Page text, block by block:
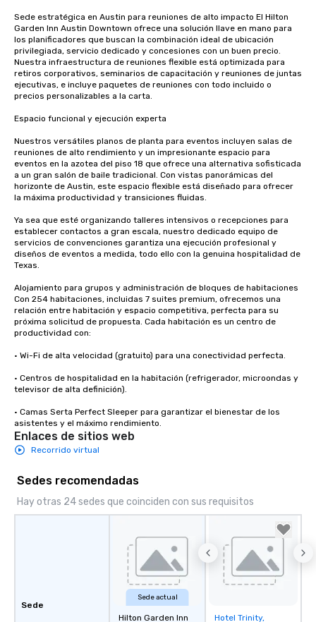
Sede estratégica en Austin para reuniones de alto impacto El Hilton
Garden Inn Austin Downtown ofrece una solución llave en mano para
los planificadores que buscan la combinación ideal de ubicación
privilegiada, servicio dedicado y concesiones con un buen precio.
Nuestra infraestructura de reuniones flexible está optimizada para
retiros corporativos, seminarios de capacitación y reuniones de juntas
ejecutivas, e incluye paquetes de reuniones con todo incluido o
precios personalizables a la carta.
Espacio funcional y ejecución experta
Nuestros versátiles planos de planta para eventos incluyen salas de
reuniones de alto rendimiento y un impresionante espacio para
eventos en la azotea del piso 18 que ofrece una alternativa sofisticada
a un gran salón de baile tradicional. Con vistas panorámicas del
horizonte de Austin, este espacio flexible está diseñado para ofrecer
la máxima productividad y transiciones fluidas.
Ya sea que esté organizando talleres intensivos o recepciones para
establecer contactos a gran escala, nuestro dedicado equipo de
servicios de convenciones garantiza una ejecución profesional y
diseños de eventos a medida, todo ello con la genuina hospitalidad de
Texas.
Alojamiento para grupos y administración de bloques de habitaciones
Con 254 habitaciones, incluidas 7 suites premium, ofrecemos una
relación entre habitación y espacio competitiva, perfecta para su
próxima solicitud de propuesta. Cada habitación es un centro de
productividad con:
• Wi-Fi de alta velocidad (gratuito) para una conectividad perfecta.
• Centros de hospitalidad en la habitación (refrigerador, microondas y
televisor de alta definición).
• Camas Serta Perfect Sleeper para garantizar el bienestar de los
asistentes y el máximo rendimiento.
Enlaces de sitios web
Recorrido virtual
Sedes recomendadas
Hay otras 24 sedes que coinciden con sus requisitos
Sede
Sede actual
Hilton Garden Inn
Removed from
Hotel Trinity,